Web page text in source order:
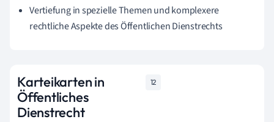
Vertiefung in spezielle Themen und komplexere
rechtliche Aspekte des Öffentlichen Dienstrechts
Karteikarten in
Öffentliches
Dienstrecht
12